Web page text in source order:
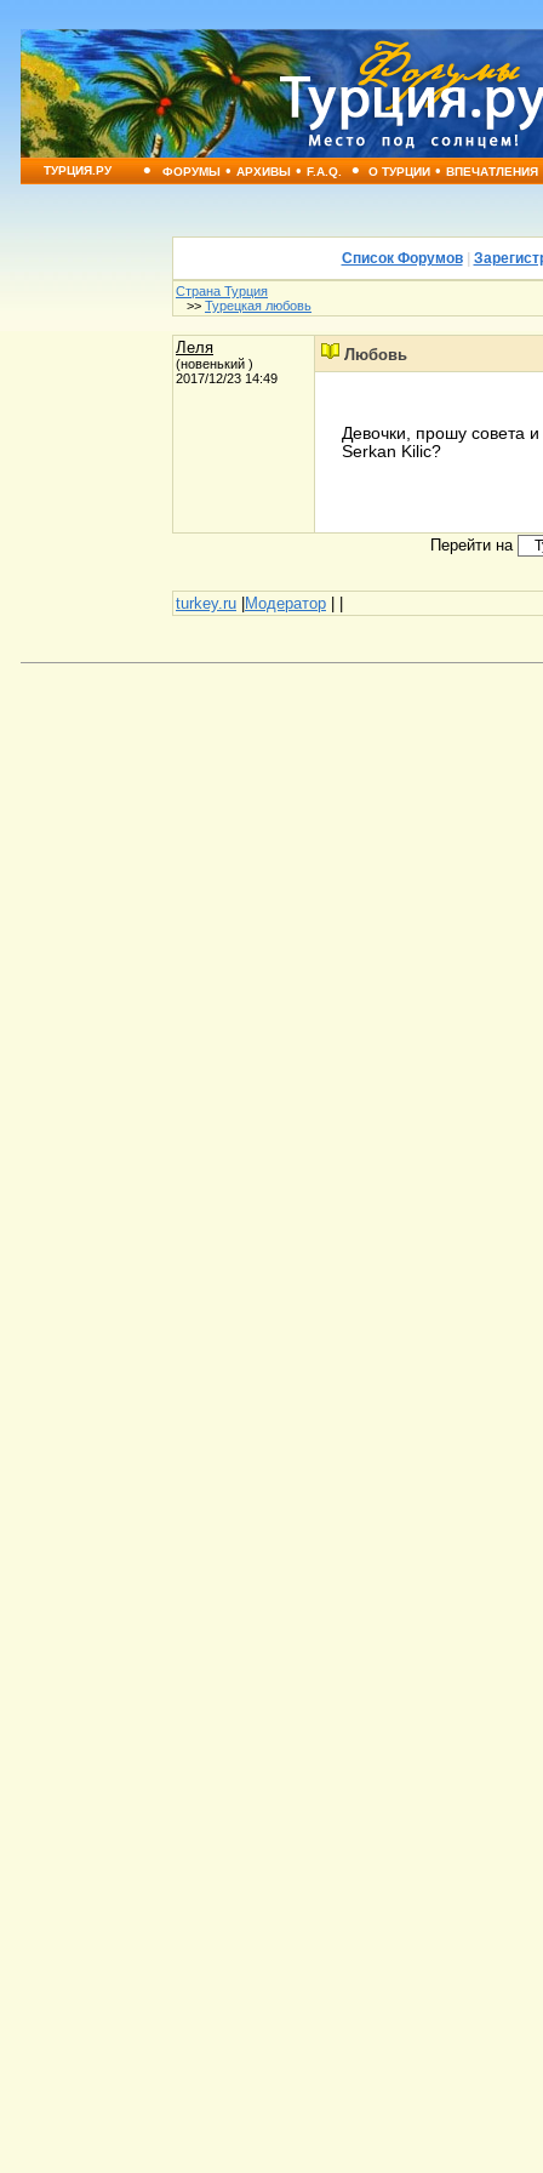
ТУРЦИЯ.РУ • ФОРУМЫ•АРХИВЫ•F.A.Q. • О ТУРЦИИ•ВПЕЧАТЛЕНИЯ
Список Форумов|
Страна Турция
>> Турецкая любовь
Леля
(новенький )
2017/12/23 14:49
Любовь
Девочки, прошу совета
Serkan Kilic?
Перейти на
turkey.ru |Модератор | |